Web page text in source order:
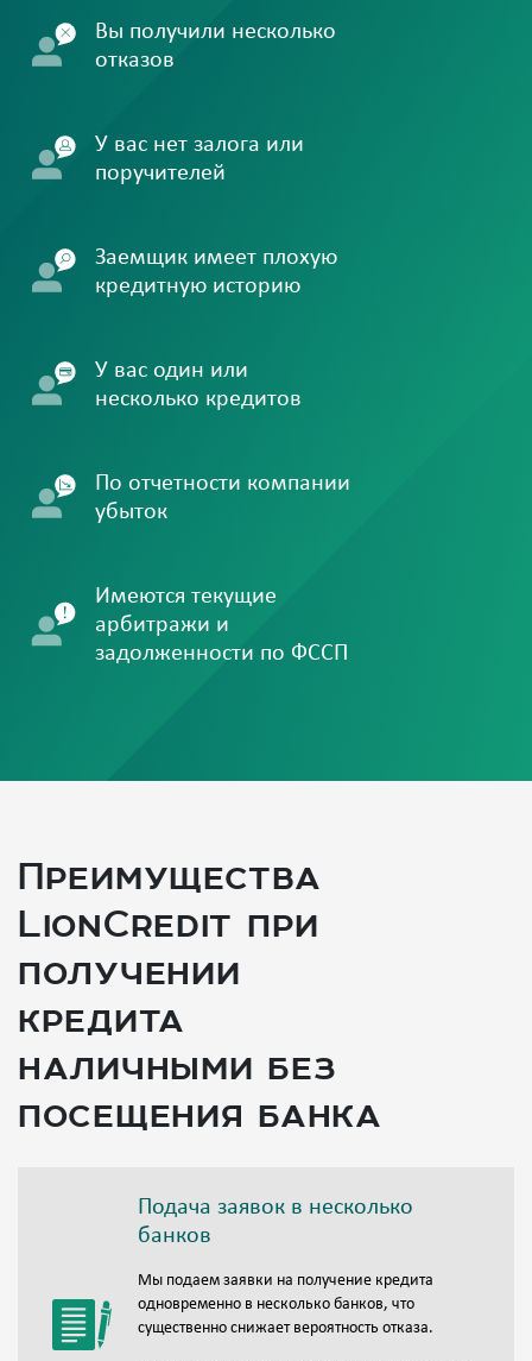
Вы получили несколько
отказов
У вас нет залога или
поручителей
Заемщик имеет плохую
кредитную историю
У вас один или
несколько кредитов
По отчетности компании
убыток
Имеются текущие
арбитражи и
задолженности по ФССП
Преимущества
LionCredit при
получении
кредита
наличными без
посещения банка
Подача заявок в несколько
банков
Мы подаем заявки на получение кредита
одновременно в несколько банков, что
существенно снижает вероятность отказа.